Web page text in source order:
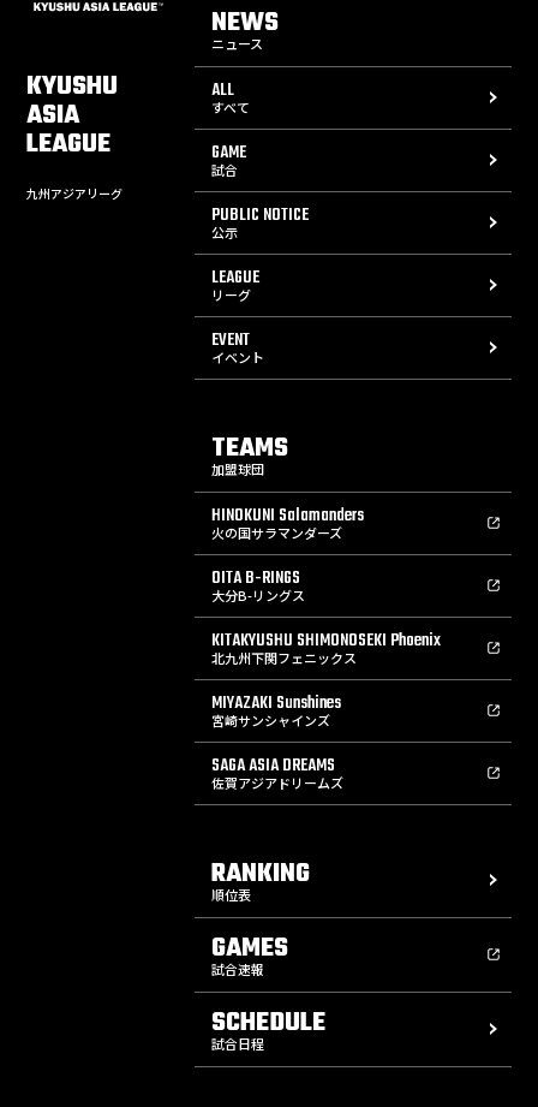
KYUSHU
ASIA
LEAGUE
九州アジアリーグ
NEWS
ニュース
ALL
すべて
GAME
試合
PUBLIC NOTICE
公示
LEAGUE
リーグ
EVENT
イベント
TEAMS
加盟球団
HINOKUNI Salamanders
火の国サラマンダーズ
OITA B-RINGS
大分B-リングス
KITAKYUSHU SHIMONOSEKI Phoenix
北九州下関フェニックス
MIYAZAKI Sunshines
宮崎サンシャインズ
SAGA ASIA DREAMS
佐賀アジアドリームズ
RANKING
順位表
GAMES
試合速報
SCHEDULE
試合日程